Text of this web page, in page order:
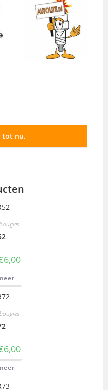
tot nu.
bougies
6,00
bougies
6,00